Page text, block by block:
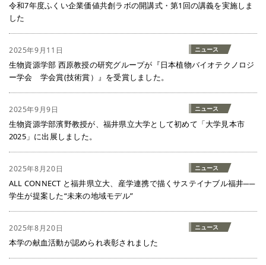
令和7年度ふくい企業価値共創ラボの開講式・第1回の講義を実施しま
した
2025年9月11日 ニュース
生物資源学部 西原教授の研究グループが『日本植物バイオテクノロジ
ー学会 学会賞(技術賞）』を受賞しました。
2025年9月9日 ニュース
生物資源学部濱野教授が、福井県立大学として初めて「大学見本市
2025」に出展しました。
2025年8月20日 ニュース
ALL CONNECT と福井県立大、産学連携で描くサステイナブル福井──
学生が提案した“未来の地域モデル”
2025年8月20日 ニュース
本学の献血活動が認められ表彰されました